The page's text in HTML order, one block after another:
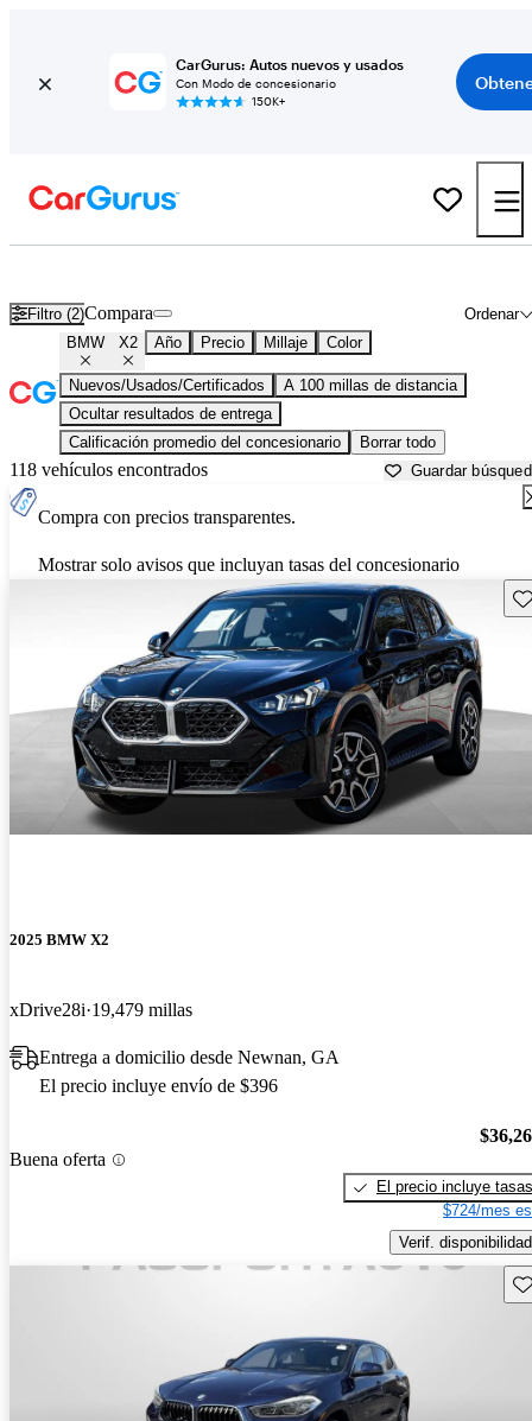
CarGurus: Autos nuevos y usados
Con Modo de concesionario
150K+
Filtro (2) Ordenar
Compara
BMW X2 Año Precio Millaje Color
Nuevos/Usados/Certificados
A 100 millas de distancia
Ocultar resultados de entrega
Calificación promedio del concesionario
Borrar todo
118 vehículos encontrados Guardar
Compra con precios transparentes.
Mostrar solo avisos que incluyan tasas del concesionario
2025 BMW X2
xDrive28i 19,479 millas
Entrega a domicilio desde Newnan, GA
El precio incluye envío de $396
Buena oferta
El precio incluye tasas
$724/mes
Verif. disponibilidad